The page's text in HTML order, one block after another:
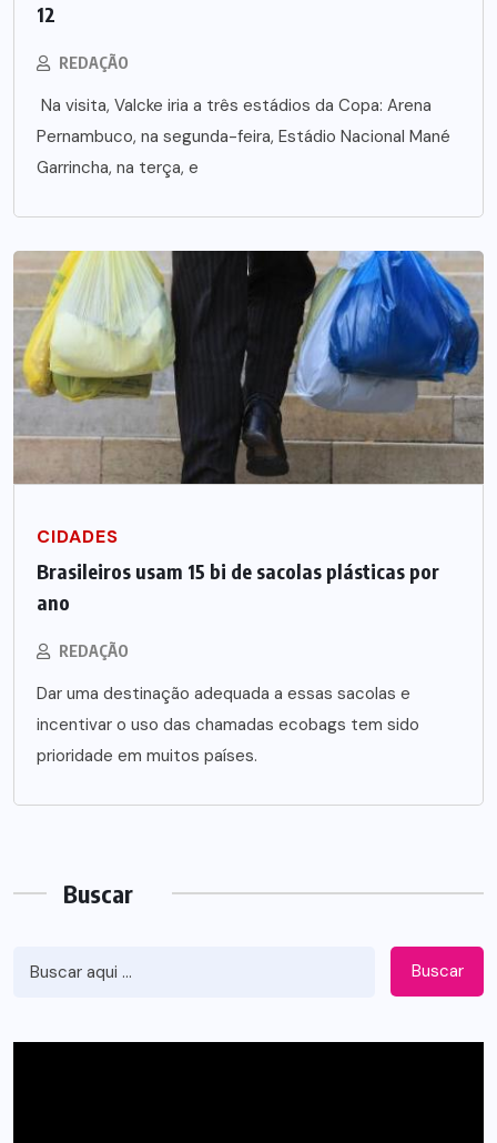
12
REDAÇÃO
Na visita, Valcke iria a três estádios da Copa: Arena
Pernambuco, na segunda-feira, Estádio Nacional Mané
Garrincha, na terça, e
CIDADES
Brasileiros usam 15 bi de sacolas plásticas por
ano
REDAÇÃO
Dar uma destinação adequada a essas sacolas e
incentivar o uso das chamadas ecobags tem sido
prioridade em muitos países.
Buscar
Buscar